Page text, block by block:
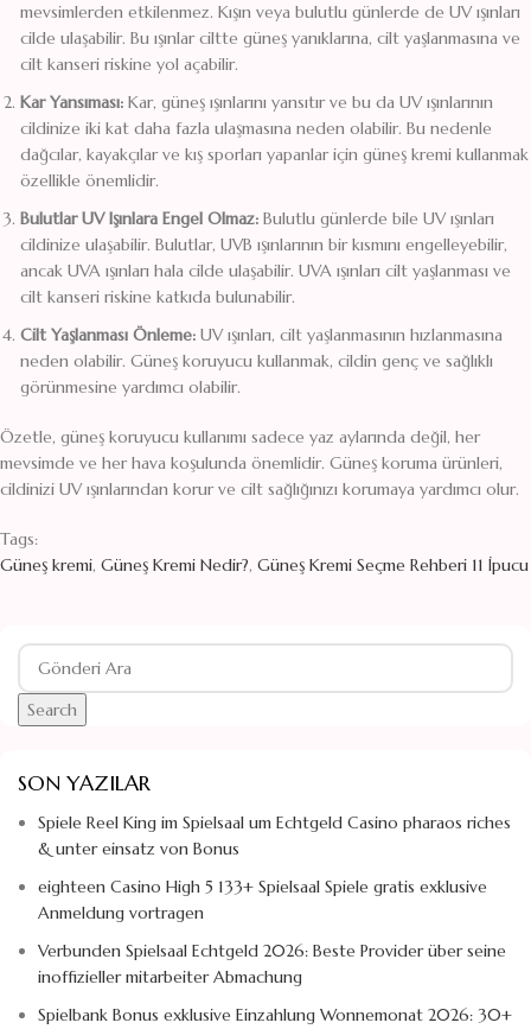
mevsimlerden etkilenmez. Kışın veya bulutlu günlerde de UV ışınları
cilde ulaşabilir. Bu ışınlar ciltte güneş yanıklarına, cilt yaşlanmasına ve
cilt kanseri riskine yol açabilir.
Kar Yansıması: Kar, güneş ışınlarını yansıtır ve bu da UV ışınlarının
cildinize iki kat daha fazla ulaşmasına neden olabilir. Bu nedenle
dağcılar, kayakçılar ve kış sporları yapanlar için güneş kremi kullanmak
özellikle önemlidir.
Bulutlar UV Işınlara Engel Olmaz: Bulutlu günlerde bile UV ışınları
cildinize ulaşabilir. Bulutlar, UVB ışınlarının bir kısmını engelleyebilir,
ancak UVA ışınları hala cilde ulaşabilir. UVA ışınları cilt yaşlanması ve
cilt kanseri riskine katkıda bulunabilir.
Cilt Yaşlanması Önleme: UV ışınları, cilt yaşlanmasının hızlanmasına
neden olabilir. Güneş koruyucu kullanmak, cildin genç ve sağlıklı
görünmesine yardımcı olabilir.
Özetle, güneş koruyucu kullanımı sadece yaz aylarında değil, her
mevsimde ve her hava koşulunda önemlidir. Güneş koruma ürünleri,
cildinizi UV ışınlarından korur ve cilt sağlığınızı korumaya yardımcı olur.
Tags:
Güneş kremi, Güneş Kremi Nedir?, Güneş Kremi Seçme Rehberi 11 İpucu
Search
SON YAZILAR
Spiele Reel King im Spielsaal um Echtgeld Casino pharaos riches
& unter einsatz von Bonus
eighteen Casino High 5 133+ Spielsaal Spiele gratis exklusive
Anmeldung vortragen
Verbunden Spielsaal Echtgeld 2026: Beste Provider über seine
inoffizieller mitarbeiter Abmachung
Spielbank Bonus exklusive Einzahlung Wonnemonat 2026: 30+